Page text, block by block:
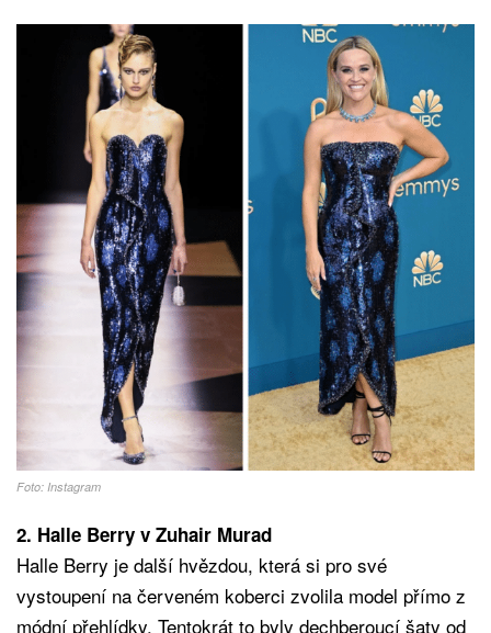
Foto: Instagram
2. Halle Berry v Zuhair Murad
Halle Berry je další hvězdou, která si pro své
vystoupení na červeném koberci zvolila model přímo z
módní přehlídky. Tentokrát to byly dechberoucí šaty od